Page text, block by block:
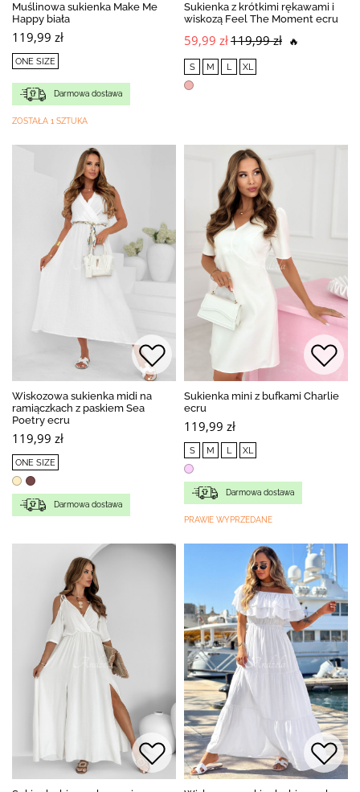
Muślinowa sukienka Make Me
Happy biała
119,99 zł
ONE SIZE
Darmowa dostawa
ZOSTAŁA 1 SZTUKA
Sukienka z krótkimi rękawami i
wiskozą Feel The Moment ecru
59,99 zł119,99 zł 🔥
S M L XL
Wiskozowa sukienka midi na
ramiączkach z paskiem Sea
Poetry ecru
119,99 zł
ONE SIZE
Darmowa dostawa
Sukienka mini z bufkami Charlie
ecru
119,99 zł
S M L XL
Darmowa dostawa
PRAWIE WYPRZEDANE